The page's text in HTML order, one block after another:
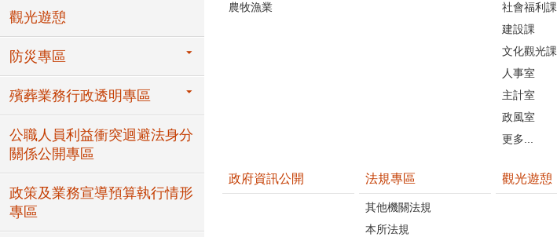
觀光遊憩
防災專區
殯葬業務行政透明專區
公職人員利益衝突迴避法身分
關係公開專區
政策及業務宣導預算執行情形
專區
農牧漁業
社會福利課
建設課
文化觀光課
人事室
主計室
政風室
更多...
政府資訊公開 法規專區
其他機關法規
本所法規
觀光遊憩